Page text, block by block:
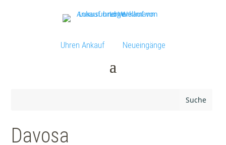
Uhren Ankauf Neueingänge
Davosa